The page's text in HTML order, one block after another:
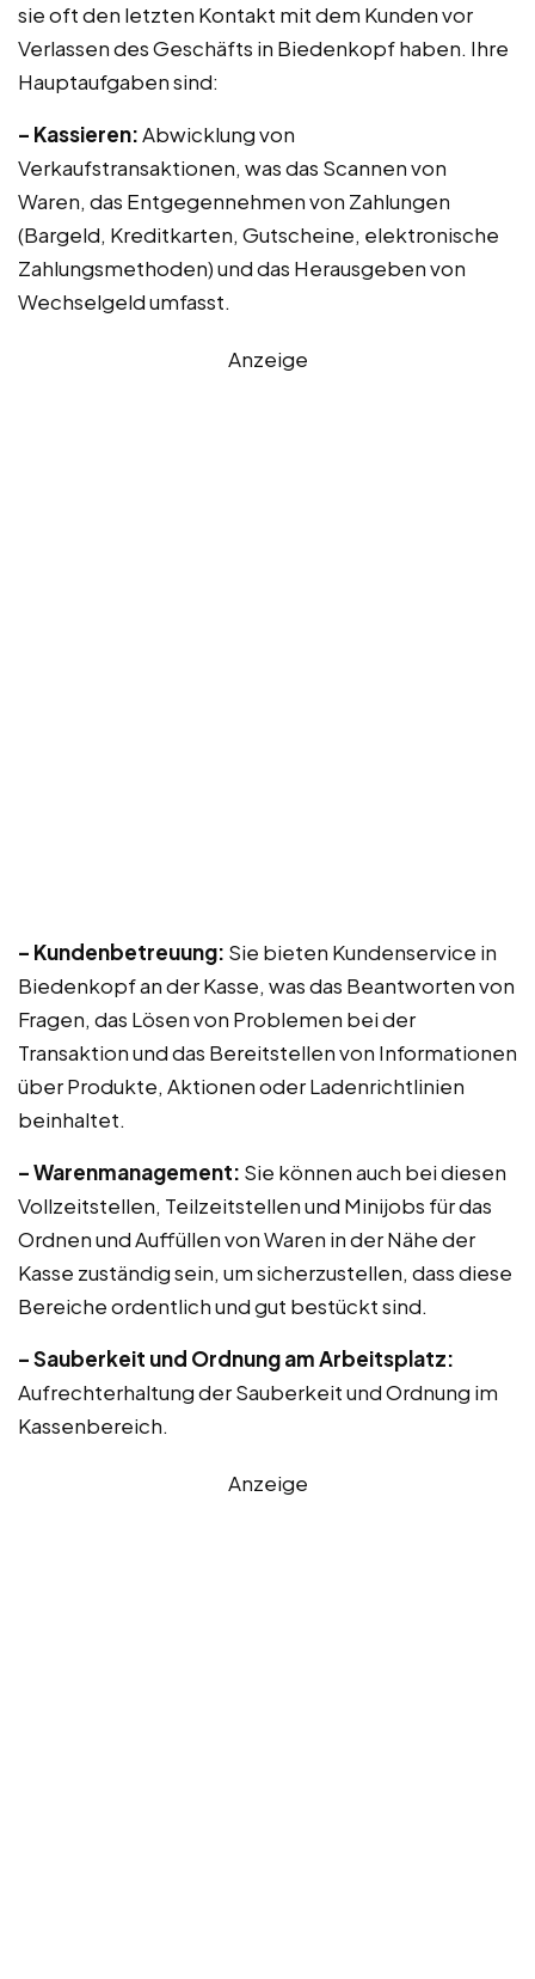
sie oft den letzten Kontakt mit dem Kunden vor
Verlassen des Geschäfts in Biedenkopf haben. Ihre
Hauptaufgaben sind:
– Kassieren:Abwicklung von
Verkaufstransaktionen, was das Scannen von
Waren, das Entgegennehmen von Zahlungen
(Bargeld, Kreditkarten, Gutscheine, elektronische
Zahlungsmethoden) und das Herausgeben von
Wechselgeld umfasst.
Anzeige
– Kundenbetreuung: Sie bieten Kundenservice in
Biedenkopf an der Kasse, was das Beantworten von
Fragen, das Lösen von Problemen bei der
Transaktion und das Bereitstellen von Informationen
über Produkte, Aktionen oder Ladenrichtlinien
beinhaltet.
– Warenmanagement: Sie können auch bei diesen
Vollzeitstellen, Teilzeitstellen und Minijobs für das
Ordnen und Auffüllen von Waren in der Nähe der
Kasse zuständig sein, um sicherzustellen, dass diese
Bereiche ordentlich und gut bestückt sind.
– Sauberkeit und Ordnung am Arbeitsplatz:
Aufrechterhaltung der Sauberkeit und Ordnung im
Kassenbereich.
Anzeige